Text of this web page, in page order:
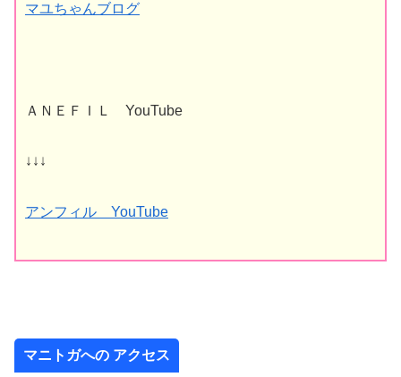
マユちゃんブログ
ＡＮＥＦＩＬ YouTube
↓↓↓
アンフィル YouTube
マニトガへの アクセス